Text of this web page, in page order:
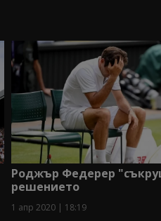
Роджър Федерер
решението
1 апр 2020 | 18:19